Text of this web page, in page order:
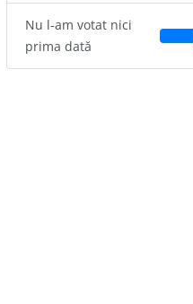
Nu l-am votat nici
prima dată